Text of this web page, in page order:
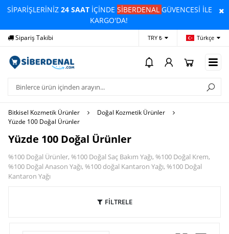
SİPARİŞLERİNİZ24 SAAT İÇİNDESİBERDENALGÜVENCESİ İLE
KARGO'DA!
Sipariş Takibi TRY ₺ Türkçe
Bitkisel Kozmetik Ürünler
Doğal Kozmetik Ürünler
Yüzde 100 Doğal Ürünler
Yüzde 100 Doğal Ürünler
%100 Doğal Ürünler, %100 Doğal Saç Bakım Yağı, %100 Doğal Krem,
%100 Doğal Anason Yağı, %100 doğal Kantaron Yağı, %100 Doğal
Kantaron Yağı
FİLTRELE